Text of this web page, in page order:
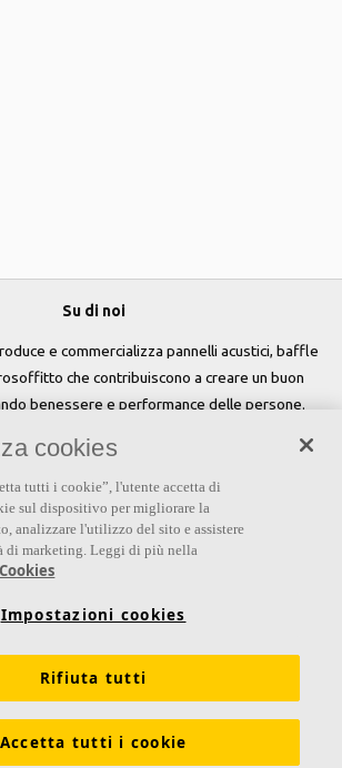
Su di noi
e commercializza pannelli acustici, baffle
che contribuiscono a creare un buon
benessere e performance delle persone.
Seguici
Links
di Performance Informazioni legali
brochure Segnalazioni Whistleblowing
cookies
tutti i cookie”, l'utente accetta di
sul dispositivo per migliorare la
analizzare l'utilizzo del sito e assistere
di marketing. Leggi di più nella
Impostazioni cookies
Rifiuta tutti
Accetta tutti i cookie